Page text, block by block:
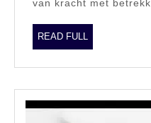
van kracht met
READ FULL
FULL